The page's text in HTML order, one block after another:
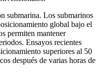
submarina. Los submarinos
global bajo el
permiten mantener
Ensayos recientes
superiores al 50
después de varias horas de